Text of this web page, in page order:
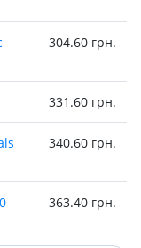
304.60 грн.
331.60 грн.
340.60 грн.
363.40 грн.